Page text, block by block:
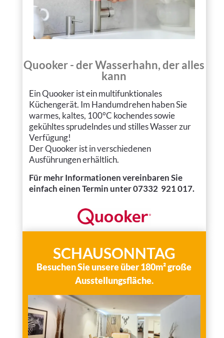
Quooker - der Wasserhahn, der alles
kann
Ein Quooker ist ein multifunktionales
Küchengerät. Im Handumdrehen haben Sie
warmes, kaltes, 100°C kochen­des sowie
gekühl­tes sprudeln­des und stilles Wasser zur
Verfügung!
Der Quooker ist in verschiedenen
Ausführungen erhältlich.
Für mehr Informationenvereinbaren Sie
einfach einen Termin unter 07332 921 017.
SCHAUSONNTAG
Besuchen Sie unsere über 180m² große
Ausstellungsfläche.